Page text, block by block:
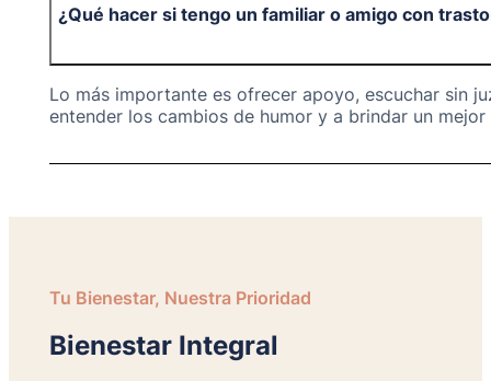
¿Qué hacer si tengo un familiar o amigo con
Lo más importante es ofrecer apoyo, escuchar sin
entender los cambios de humor y a brindar un mejor
Tu Bienestar, Nuestra Prioridad
Bienestar Integral